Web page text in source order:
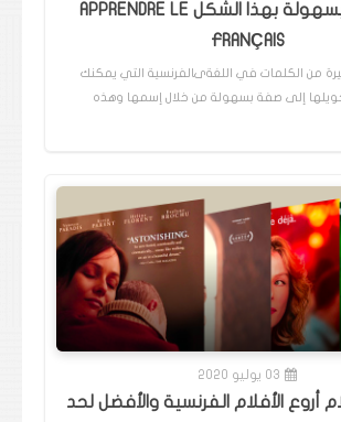
الفرنسية بسهولة بهذا الشكل APPRENDRE LE
FRANÇAIS
من الكلمات في اللغةىالفرنسية التي يمكنك
إلى صفة بسهولة من خلال إسمها وهذه
03 يوليو 2020
أروع الأفلام الفرنسية والأفضل لحد